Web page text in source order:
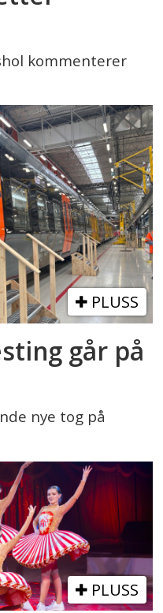
kommenterer
PLUSS
går på
nye tog på
PLUSS